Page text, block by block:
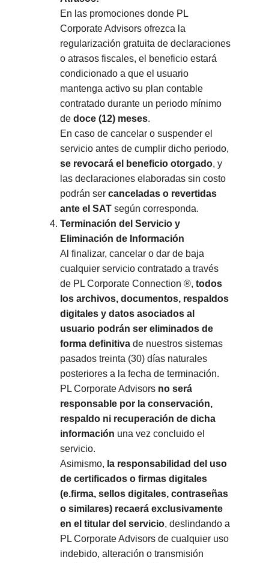
En las promociones donde PL
Corporate Advisors ofrezca la
regularización gratuita de declaraciones
o atrasos fiscales, el beneficio estará
condicionado a que el usuario
mantenga activo su plan contable
contratado durante un periodo mínimo
de doce (12) meses.
En caso de cancelar o suspender el
servicio antes de cumplir dicho periodo,
se revocará el beneficio otorgado, y
las declaraciones elaboradas sin costo
podrán ser canceladas o revertidas
ante el SAT según corresponda.
Terminación del Servicio y
Eliminación de Información
Al finalizar, cancelar o dar de baja
cualquier servicio contratado a través
de PL Corporate Connection ®, todos
los archivos, documentos, respaldos
digitales y datos asociados al
usuario podrán ser eliminados de
forma definitiva de nuestros sistemas
pasados treinta (30) días naturales
posteriores a la fecha de terminación.
PL Corporate Advisors no será
responsable por la conservación,
respaldo ni recuperación de dicha
información una vez concluido el
servicio.
Asimismo, la responsabilidad del uso
de certificados o firmas digitales
(e.firma, sellos digitales, contraseñas
o similares) recaerá exclusivamente
en el titular del servicio, deslindando a
PL Corporate Advisors de cualquier uso
indebido, alteración o transmisión